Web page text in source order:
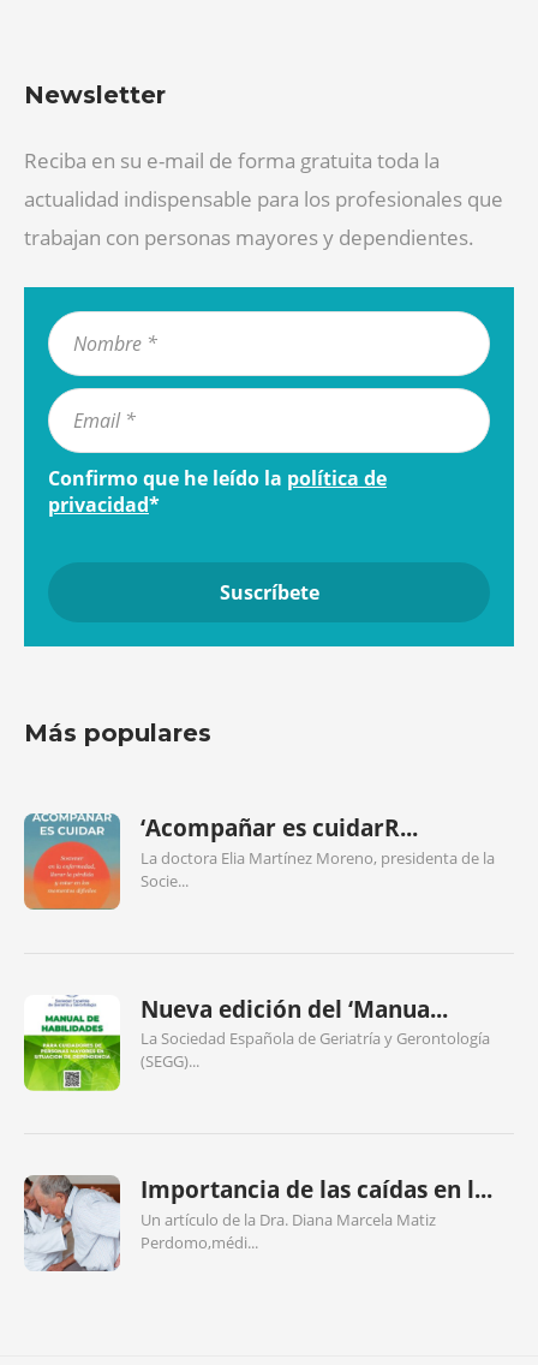
Newsletter
Reciba en su e-mail de forma gratuita toda la
actualidad indispensable para los profesionales que
trabajan con personas mayores y dependientes.
Confirmo que he leído la política de
privacidad*
Más populares
‘Acompañar es cuidarR...
La doctora Elia Martínez Moreno, presidenta de la
Socie...
Nueva edición del ‘Manua...
La Sociedad Española de Geriatría y Gerontología
(SEGG)...
Importancia de las caídas en l...
Un artículo de la Dra. Diana Marcela Matiz
Perdomo,médi...